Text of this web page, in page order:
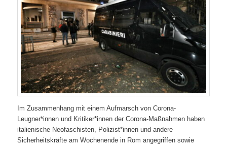
Im Zusammenhang mit einem Aufmarsch von Corona-
Leugner*innen und Kritiker*innen der Corona-Maßnahmen haben
italienische Neofaschisten, Polizist*innen und andere
Sicherheitskräfte am Wochenende in Rom angegriffen sowie